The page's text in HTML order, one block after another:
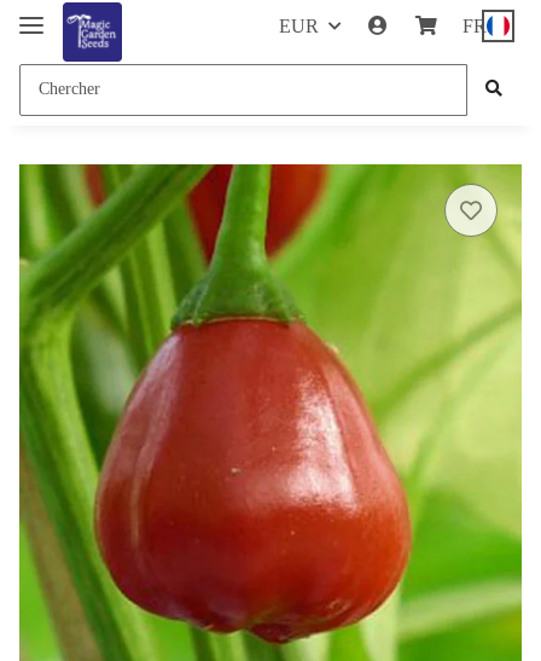
EUR FR